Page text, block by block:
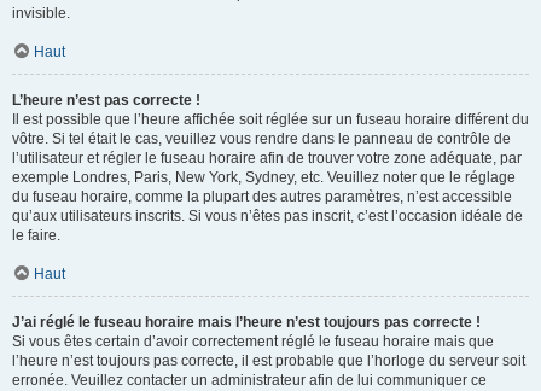
invisible.
Haut
L’heure n’est pas correcte !
Il est possible que l’heure affichée soit réglée sur un fuseau horaire différent du
vôtre. Si tel était le cas, veuillez vous rendre dans le panneau de contrôle de
l’utilisateur et régler le fuseau horaire afin de trouver votre zone adéquate, par
exemple Londres, Paris, New York, Sydney, etc. Veuillez noter que le réglage
du fuseau horaire, comme la plupart des autres paramètres, n’est accessible
qu’aux utilisateurs inscrits. Si vous n’êtes pas inscrit, c’est l’occasion idéale de
le faire.
Haut
J’ai réglé le fuseau horaire mais l’heure n’est toujours pas correcte !
Si vous êtes certain d’avoir correctement réglé le fuseau horaire mais que
l’heure n’est toujours pas correcte, il est probable que l’horloge du serveur soit
erronée. Veuillez contacter un administrateur afin de lui communiquer ce